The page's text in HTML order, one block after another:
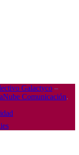
Galactyco –
Comunicación.